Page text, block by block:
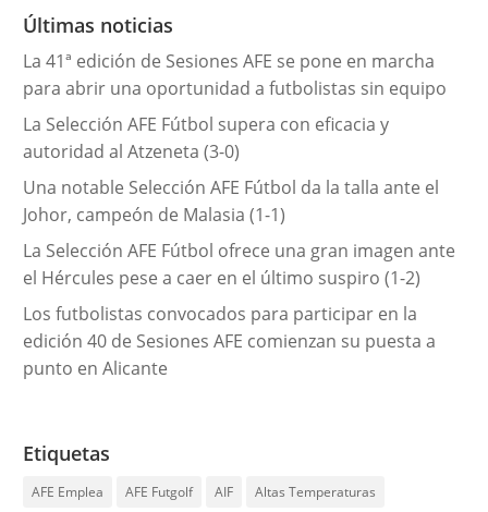
r
a
s
Últimas noticias
La 41ª edición de Sesiones AFE se pone en marcha
para abrir una oportunidad a futbolistas sin equipo
La Selección AFE Fútbol supera con eficacia y
autoridad al Atzeneta (3-0)
Una notable Selección AFE Fútbol da la talla ante el
Johor, campeón de Malasia (1-1)
La Selección AFE Fútbol ofrece una gran imagen ante
el Hércules pese a caer en el último suspiro (1-2)
Los futbolistas convocados para participar en la
edición 40 de Sesiones AFE comienzan su puesta a
punto en Alicante
Etiquetas
AFE Emplea AFE Futgolf AIF
Altas Temperaturas